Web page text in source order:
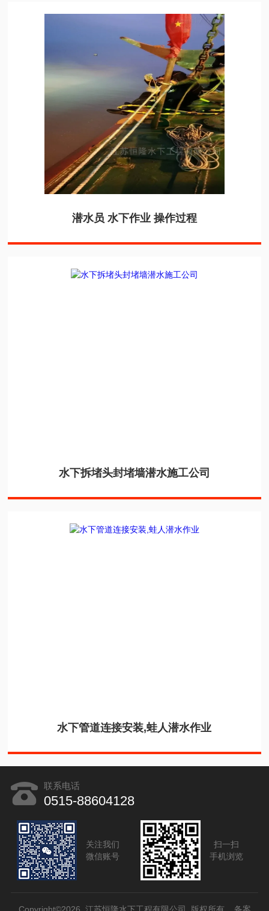
潜水员 水下作业 操作过程
水下拆堵头封堵墙潜水施工公司
水下管道连接安装,蛙人潜水作业
联系电话
0515-88604128
关注我们
微信账号
扫一扫
手机浏览